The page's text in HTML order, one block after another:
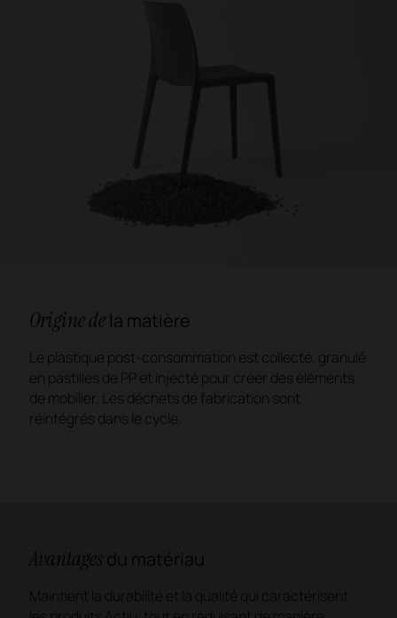
Origine de la matière
Le plastique post-consommation est collecté, granulé
en pastilles de PP et injecté pour créer des éléments
de mobilier. Les déchets de fabrication sont
réintégrés dans le cycle.
Avantagesdu matériau
Maintient la durabilité et la qualité qui caractérisent